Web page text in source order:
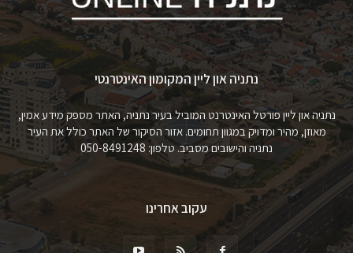
נתניה און ליין המקומון האינטרנטי
נתניה און ליין פורטל האינטרנט המוביל בעיר נתניה, האתר מספק מידע אמין,
מאוזן, מהיר ומדויק במגוון תחומים. אזור הסיקור של האתר כולל את העיר
נתניה והישובים מסביב. טלפון: 050-8491248
עקוב אחרינו